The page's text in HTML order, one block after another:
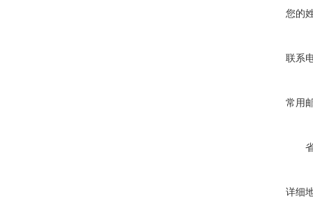
您的
联系
常用
详细